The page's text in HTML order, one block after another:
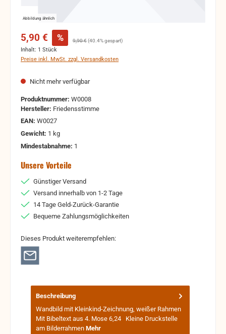
Abbildung ähnlich
Verkaufspreis:
5,90 € % Regulärer Preis:
9,90 €(40.4% gespart)
Inhalt: 1 Stück
Preise inkl. MwSt. zzgl. Versandkosten
Nicht mehr verfügbar
Produktnummer: W0008
Hersteller: Friedensstimme
EAN: W0027
Gewicht: 1 kg
Mindestabnahme: 1
Unsere Vorteile
Günstiger Versand
Versand innerhalb von 1-2 Tage
14 Tage Geld-Zurück-Garantie
Bequeme Zahlungsmöglichkeiten
Dieses Produkt weiterempfehlen:
Beschreibung
Wandbild mit Kleinkind-Zeichnung, weißer Rahmen
Mit Bibeltext aus 4. Mose 6,24 Kleine Druckstelle
am Bilderrahmen Mehr